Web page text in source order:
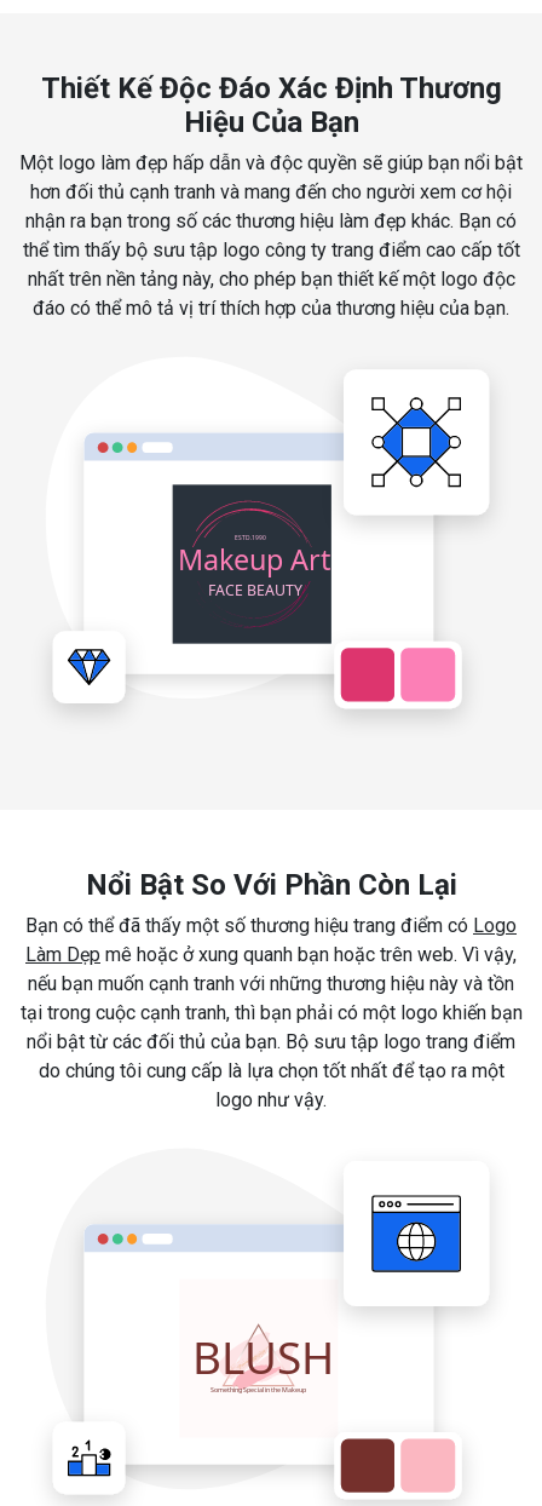
Thiết Kế Độc Đáo Xác Định Thương
Hiệu Của Bạn
Một logo làm đẹp hấp dẫn và độc quyền sẽ giúp bạn nổi bật
hơn đối thủ cạnh tranh và mang đến cho người xem cơ hội
nhận ra bạn trong số các thương hiệu làm đẹp khác. Bạn có
thể tìm thấy bộ sưu tập logo công ty trang điểm cao cấp tốt
nhất trên nền tảng này, cho phép bạn thiết kế một logo độc
đáo có thể mô tả vị trí thích hợp của thương hiệu của bạn.
Nổi Bật So Với Phần Còn Lại
Bạn có thể đã thấy một số thương hiệu trang điểm có Logo
Làm Dẹp mê hoặc ở xung quanh bạn hoặc trên web. Vì vậy,
nếu bạn muốn cạnh tranh với những thương hiệu này và tồn
tại trong cuộc cạnh tranh, thì bạn phải có một logo khiến bạn
nổi bật từ các đối thủ của bạn. Bộ sưu tập logo trang điểm
do chúng tôi cung cấp là lựa chọn tốt nhất để tạo ra một
logo như vậy.